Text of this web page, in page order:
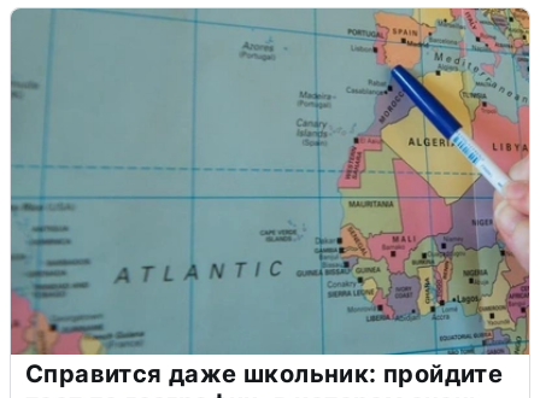
Справится даже школьник: пройдите